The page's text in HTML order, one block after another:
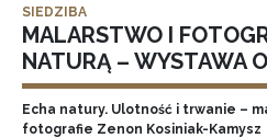
SIEDZIBA
MALARSTWO I
NATURĄ – WYSTAWA
Echa natury. Ulotność i trwanie –
fotografie Zenon Kosiniak-Kamysz